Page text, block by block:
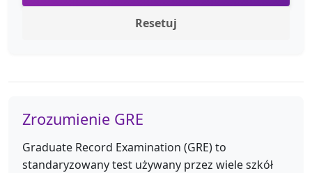
Resetuj
Zrozumienie GRE
Graduate Record Examination (GRE) to
standaryzowany test używany przez wiele szkół